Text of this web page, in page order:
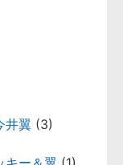
井翼 (3)